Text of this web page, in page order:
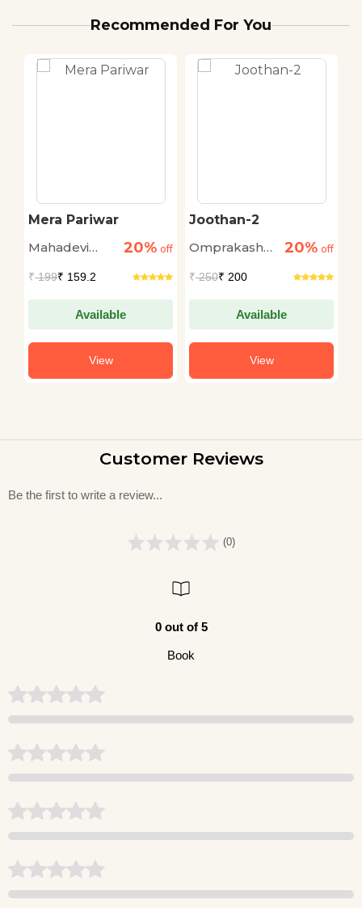
Recommended For You
Mera Pariwar
Mahadevi
20% off
₹199₹ 159.2
Available
View
Joothan-2
Omprakash
20% off
₹250₹ 200
Available
View
Customer Reviews
Be the first to write a review...
(0)
0 out of 5
Book